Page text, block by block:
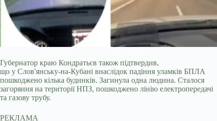
Губернатор краю Кондратьєв також підтвердив,
що у Слов'янську-на-Кубані внаслідок падіння уламків БПЛА
пошкоджено кілька будинків. Загинула одна людина. Сталося
загоряння на території НПЗ, пошкоджено лінію електропередачі
та газову трубу.
РЕКЛАМА